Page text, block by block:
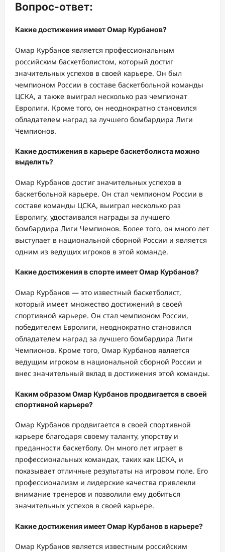
Вопрос-ответ:
Какие достижения имеет Омар Курбанов?
Омар Курбанов является профессиональным
российским баскетболистом, который достиг
значительных успехов в своей карьере. Он был
чемпионом России в составе баскетбольной команды
ЦСКА, а также выиграл несколько раз чемпионат
Евролиги. Кроме того, он неоднократно становился
обладателем наград за лучшего бомбардира Лиги
Чемпионов.
Какие достижения в карьере баскетболиста можно
выделить?
Омар Курбанов достиг значительных успехов в
баскетбольной карьере. Он стал чемпионом России в
составе команды ЦСКА, выиграл несколько раз
Евролигу, удостаивался награды за лучшего
бомбардира Лиги Чемпионов. Более того, он много лет
выступает в национальной сборной России и является
одним из ведущих игроков в этой команде.
Какие достижения в спорте имеет Омар Курбанов?
Омар Курбанов — это известный баскетболист,
который имеет множество достижений в своей
спортивной карьере. Он стал чемпионом России,
победителем Евролиги, неоднократно становился
обладателем наград за лучшего бомбардира Лиги
Чемпионов. Кроме того, Омар Курбанов является
ведущим игроком в национальной сборной России и
внес значительный вклад в достижения этой команды.
Каким образом Омар Курбанов продвигается в своей
спортивной карьере?
Омар Курбанов продвигается в своей спортивной
карьере благодаря своему таланту, упорству и
преданности баскетболу. Он много лет играет в
профессиональных командах, таких как ЦСКА, и
показывает отличные результаты на игровом поле. Его
профессионализм и лидерские качества привлекли
внимание тренеров и позволили ему добиться
значительных успехов в своей карьере.
Какие достижения имеет Омар Курбанов в карьере?
Омар Курбанов является известным российским